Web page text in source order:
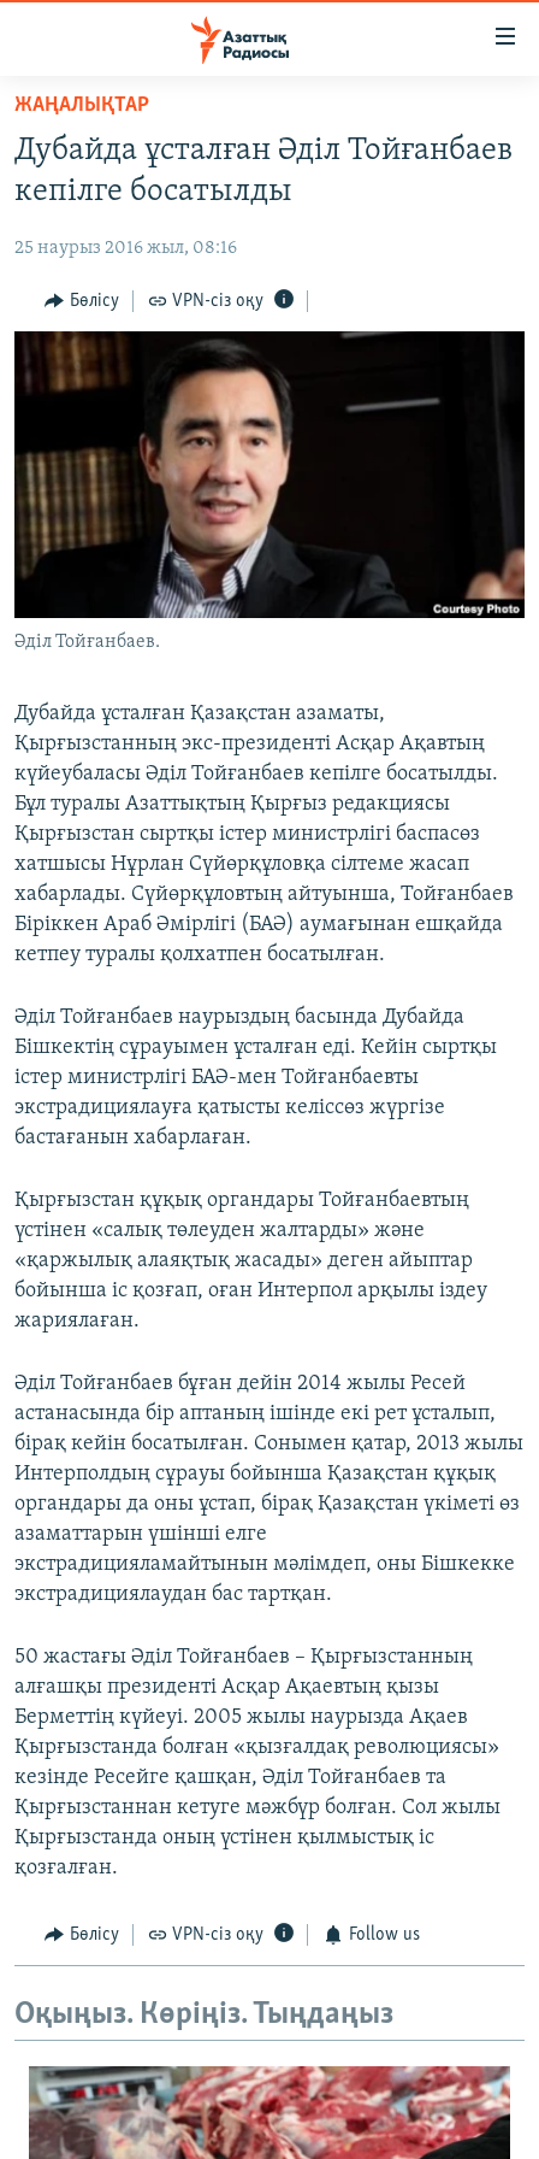
Skip
main
content
to
Navigation
Skip
Search
ЖАҢАЛЫҚТАР
САЯСАТ
ҚАҢТАР ОҚИҒАСЫ
АДАМ ҚҰҚЫҚТАРЫ
ӘЛЕУМЕТ
ӘЛЕМ
АРНАЙЫ ЖОБАЛАР
Русский
ЖАЗЫЛЫҢЫЗ
ЖАҢАЛЫҚТАР
Дубайда ұсталған Әділ Тойғанбаев
кепілге босатылды
25 наурыз 2016 жыл, 08:16
Бөлісу VPN-сіз оқу
Әділ Тойғанбаев.
Дубайда ұсталған Қазақстан азаматы,
Қырғызстанның экс-президенті Асқар Ақавтың
күйеубаласы Әділ Тойғанбаев кепілге босатылды.
Бұл туралы Азаттықтың Қырғыз редакциясы
Қырғызстан сыртқы істер министрлігі баспасөз
хатшысы Нұрлан Сүйөрқұловқа сілтеме жасап
хабарлады. Сүйөрқұловтың айтуынша, Тойғанбаев
Біріккен Араб Әмірлігі (БАӘ) аумағынан ешқайда
кетпеу туралы қолхатпен босатылған.
Әділ Тойғанбаев наурыздың басында Дубайда
Бішкектің сұрауымен ұсталған еді. Кейін сыртқы
істер министрлігі БАӘ-мен Тойғанбаевты
экстрадициялауға қатысты келіссөз жүргізе
бастағанын хабарлаған.
Қырғызстан құқық органдары Тойғанбаевтың
үстінен «салық төлеуден жалтарды» және
«қаржылық алаяқтық жасады» деген айыптар
бойынша іс қозғап, оған Интерпол арқылы іздеу
жариялаған.
Әділ Тойғанбаев бұған дейін 2014 жылы Ресей
астанасында бір аптаның ішінде екі рет ұсталып,
бірақ кейін босатылған. Сонымен қатар, 2013 жылы
Интерполдың сұрауы бойынша Қазақстан құқық
органдары да оны ұстап, бірақ Қазақстан үкіметі өз
азаматтарын үшінші елге
экстрадицияламайтынын мәлімдеп, оны Бішкекке
экстрадициялаудан бас тартқан.
50 жастағы Әділ Тойғанбаев – Қырғызстанның
алғашқы президенті Асқар Ақаевтың қызы
Берметтің күйеуі. 2005 жылы наурызда Ақаев
Қырғызстанда болған «қызғалдақ революциясы»
кезінде Ресейге қашқан, Әділ Тойғанбаев та
Қырғызстаннан кетуге мәжбүр болған. Сол жылы
Қырғызстанда оның үстінен қылмыстық іс
қозғалған.
Бөлісу VPN-сіз оқу Follow us
Оқыңыз. Көріңіз. Тыңдаңыз